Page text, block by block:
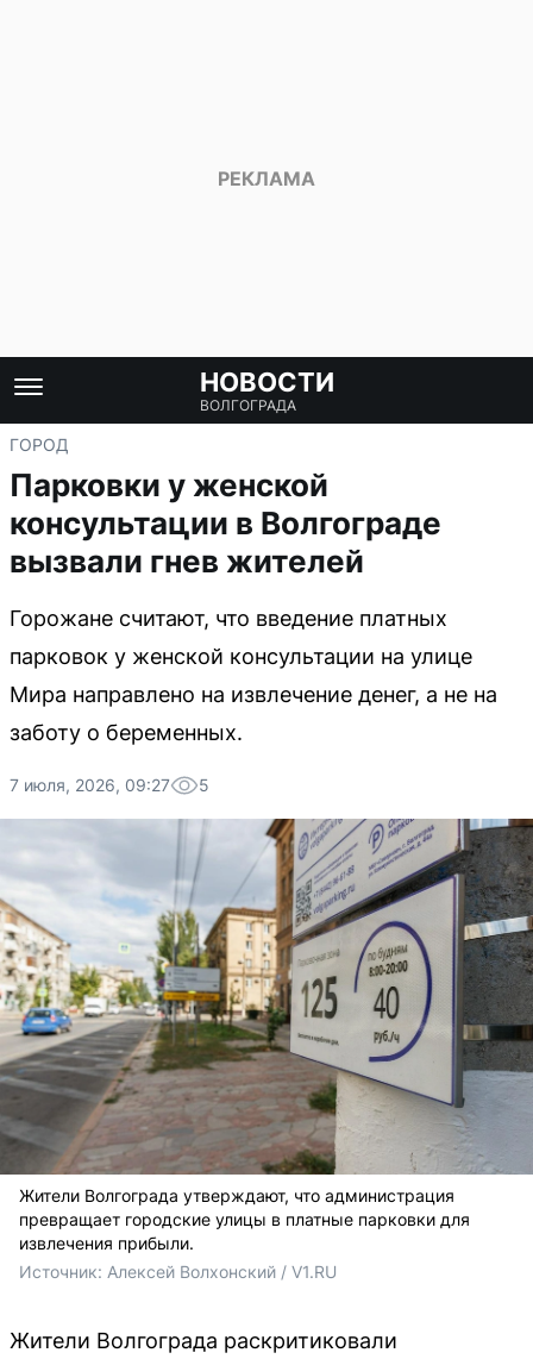
НОВОСТИ
ВОЛГОГРАДА
ГОРОД
Парковки у женской
консультации в Волгограде
вызвали гнев жителей
Горожане считают, что введение платных
парковок у женской консультации на улице
Мира направлено на извлечение денег, а не на
заботу о беременных.
7 июля, 2026, 09:27 5
Жители Волгограда утверждают, что администрация
превращает городские улицы в платные парковки для
извлечения прибыли.
Источник: Алексей Волхонский / V1.RU
Жители Волгограда раскритиковали